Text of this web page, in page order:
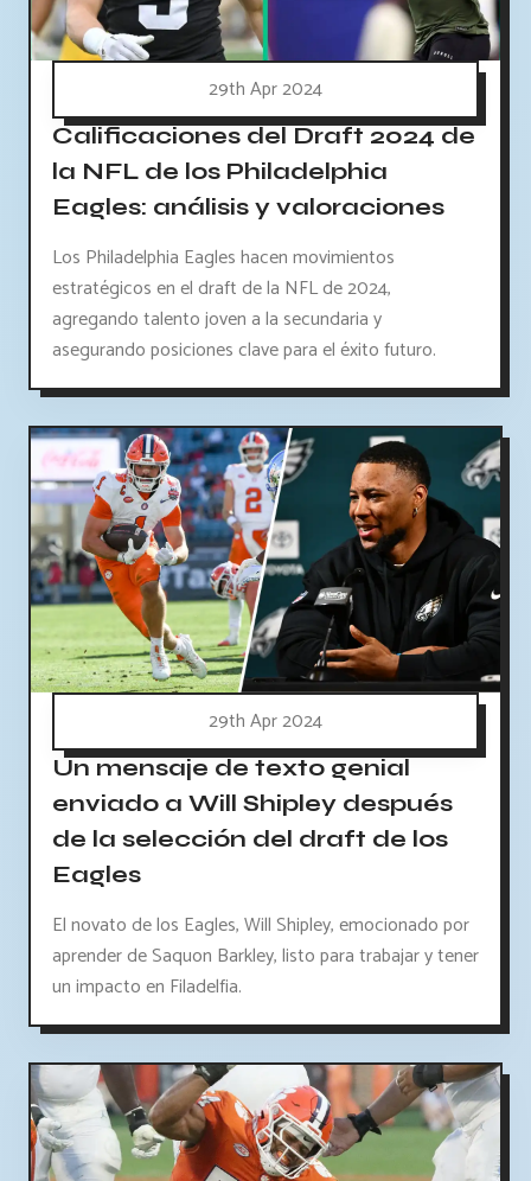
29th Apr 2024
Calificaciones del Draft 2024 de
la NFL de los Philadelphia
Eagles: análisis y valoraciones
Los Philadelphia Eagles hacen movimientos
estratégicos en el draft de la NFL de 2024,
agregando talento joven a la secundaria y
asegurando posiciones clave para el éxito futuro.
29th Apr 2024
Un mensaje de texto genial
enviado a Will Shipley después
de la selección del draft de los
Eagles
El novato de los Eagles, Will Shipley, emocionado por
aprender de Saquon Barkley, listo para trabajar y tener
un impacto en Filadelfia.